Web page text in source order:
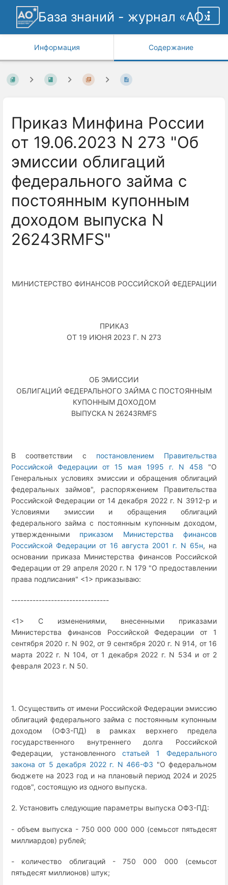
База знаний - журнал «АО»
Информация Содержание
Приказ Минфина России
от 19.06.2023 N 273 "Об
эмиссии облигаций
федерального займа с
постоянным купонным
доходом выпуска N
26243RMFS"
МИНИСТЕРСТВО ФИНАНСОВ РОССИЙСКОЙ ФЕДЕРАЦИИ
ПРИКАЗ
ОТ 19 ИЮНЯ 2023 Г. N 273
ОБ ЭМИССИИ
ОБЛИГАЦИЙ ФЕДЕРАЛЬНОГО ЗАЙМА С ПОСТОЯННЫМ
КУПОННЫМ ДОХОДОМ
ВЫПУСКА N 26243RMFS
В соответствии с постановлением Правительства
Российской Федерации от 15 мая 1995 г. N 458 "О
Генеральных условиях эмиссии и обращения облигаций
федеральных займов", распоряжением Правительства
Российской Федерации от 14 декабря 2022 г. N 3912-р и
Условиями эмиссии и обращения облигаций
федерального займа с постоянным купонным доходом,
утвержденными приказом Министерства финансов
Российской Федерации от 16 августа 2001 г. N 65н, на
основании приказа Министерства финансов Российской
Федерации от 29 апреля 2020 г. N 179 "О предоставлении
права подписания" <1> приказываю:
--------------------------------
<1> С изменениями, внесенными приказами
Министерства финансов Российской Федерации от 1
сентября 2020 г. N 902, от 9 сентября 2020 г. N 914, от 16
марта 2022 г. N 104, от 1 декабря 2022 г. N 534 и от 2
февраля 2023 г. N 50.
1. Осуществить от имени Российской Федерации эмиссию
облигаций федерального займа с постоянным купонным
доходом (ОФЗ-ПД) в рамках верхнего предела
государственного внутреннего долга Российской
Федерации, установленного статьей 1 Федерального
закона от 5 декабря 2022 г. N 466-ФЗ "О федеральном
бюджете на 2023 год и на плановый период 2024 и 2025
годов", состоящую из одного выпуска.
2. Установить следующие параметры выпуска ОФЗ-ПД:
- объем выпуска - 750 000 000 000 (семьсот пятьдесят
миллиардов) рублей;
- количество облигаций - 750 000 000 (семьсот
пятьдесят миллионов) штук;